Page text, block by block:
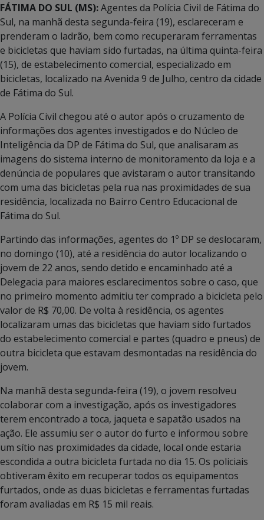
FÁTIMA DO SUL (MS):Agentes da Polícia Civil de Fátima do
Sul, na manhã desta segunda-feira (19), esclareceram e
prenderam o ladrão, bem como recuperaram ferramentas
e bicicletas que haviam sido furtadas, na última quinta-feira
(15), de estabelecimento comercial, especializado em
bicicletas, localizado na Avenida 9 de Julho, centro da cidade
de Fátima do Sul.
A Polícia Civil chegou até o autor após o cruzamento de
informações dos agentes investigados e do Núcleo de
Inteligência da DP de Fátima do Sul, que analisaram as
imagens do sistema interno de monitoramento da loja e a
denúncia de populares que avistaram o autor transitando
com uma das bicicletas pela rua nas proximidades de sua
residência, localizada no Bairro Centro Educacional de
Fátima do Sul.
Partindo das informações, agentes do 1º DP se deslocaram,
no domingo (10), até a residência do autor localizando o
jovem de 22 anos, sendo detido e encaminhado até a
Delegacia para maiores esclarecimentos sobre o caso, que
no primeiro momento admitiu ter comprado a bicicleta pelo
valor de R$ 70,00. De volta à residência, os agentes
localizaram umas das bicicletas que haviam sido furtados
do estabelecimento comercial e partes (quadro e pneus) de
outra bicicleta que estavam desmontadas na residência do
jovem.
Na manhã desta segunda-feira (19), o jovem resolveu
colaborar com a investigação, após os investigadores
terem encontrado a toca, jaqueta e sapatão usados na
ação. Ele assumiu ser o autor do furto e informou sobre
um sítio nas proximidades da cidade, local onde estaria
escondida a outra bicicleta furtada no dia 15. Os policiais
obtiveram êxito em recuperar todos os equipamentos
furtados, onde as duas bicicletas e ferramentas furtadas
foram avaliadas em R$ 15 mil reais.